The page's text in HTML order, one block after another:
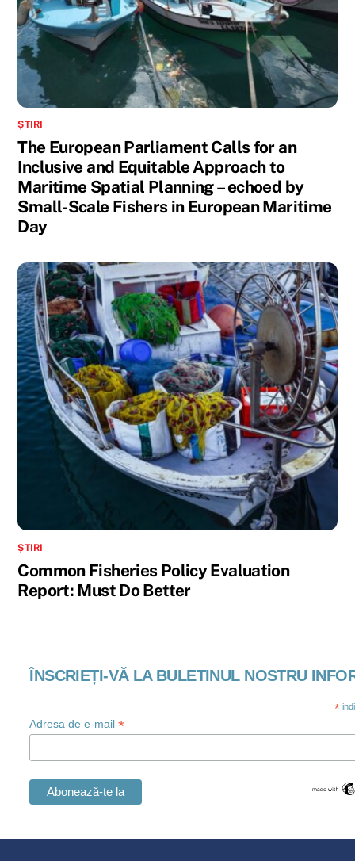
ȘTIRI
The European Parliament Calls for an
Inclusive and Equitable Approach to
Maritime Spatial Planning – echoed by
Small-Scale Fishers in European Maritime
Day
ȘTIRI
Common Fisheries Policy Evaluation
Report: Must Do Better
ÎNSCRIEȚI-VĂ LA BULETINUL NOSTRU
*
Adresa de e-mail*
Swedish